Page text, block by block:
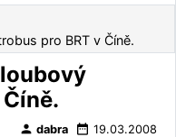
pro BRT v Číně.
person dabra date_range 19.03.2008